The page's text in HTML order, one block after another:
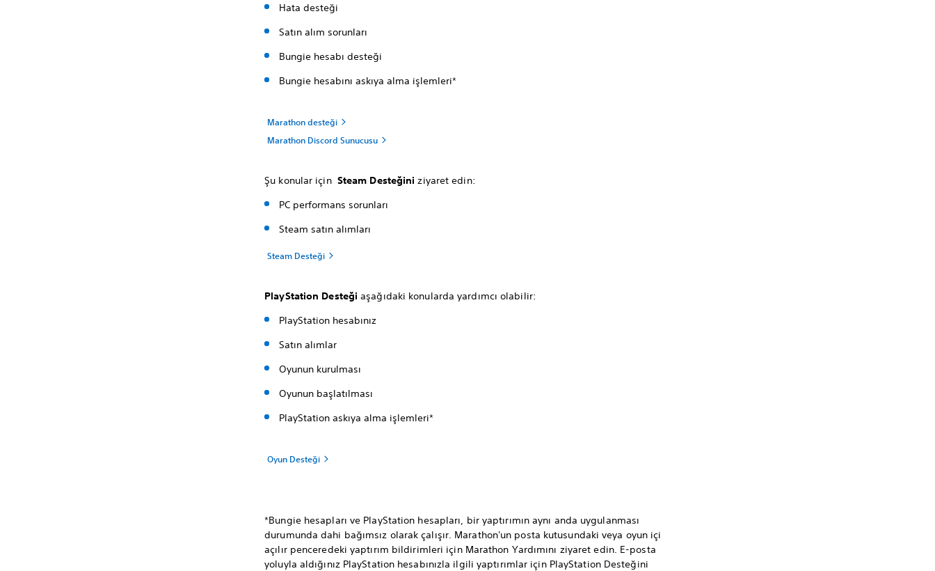
Hata desteği
Satın alım sorunları
Bungie hesabı desteği
Bungie hesabını askıya alma işlemleri*
Marathon desteği
Marathon Discord Sunucusu
Şu konular için Steam Desteğini ziyaret edin:
PC performans sorunları
Steam satın alımları
Steam Desteği
PlayStation Desteği aşağıdaki konularda yardımcı olabilir:
PlayStation hesabınız
Satın alımlar
Oyunun kurulması
Oyunun başlatılması
PlayStation askıya alma işlemleri*
Oyun Desteği
*Bungie hesapları ve PlayStation hesapları, bir yaptırımın aynı anda uygulanması
durumunda dahi bağımsız olarak çalışır. Marathon'un posta kutusundaki veya oyun içi
açılır penceredeki yaptırım bildirimleri için Marathon Yardımını ziyaret edin. E-posta
yoluyla aldığınız PlayStation hesabınızla ilgili yaptırımlar için PlayStation Desteğini